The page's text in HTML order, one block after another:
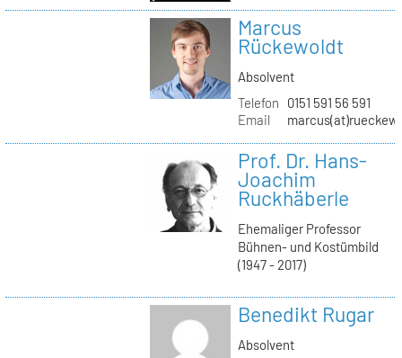
Marcus
Rückewoldt
Absolvent
Telefon
0151 591 56 591
Email
Prof. Dr. Hans-
Joachim
Ruckhäberle
Ehemaliger Professor
Bühnen- und Kostümbild
(1947 - 2017)
Benedikt Rugar
Absolvent